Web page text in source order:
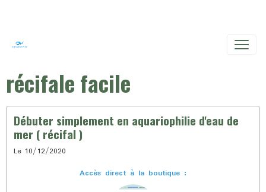
récifale facile
Débuter simplement en aquariophilie d'eau de
mer ( récifal )
Le 10/12/2020
Accès direct à la boutique :